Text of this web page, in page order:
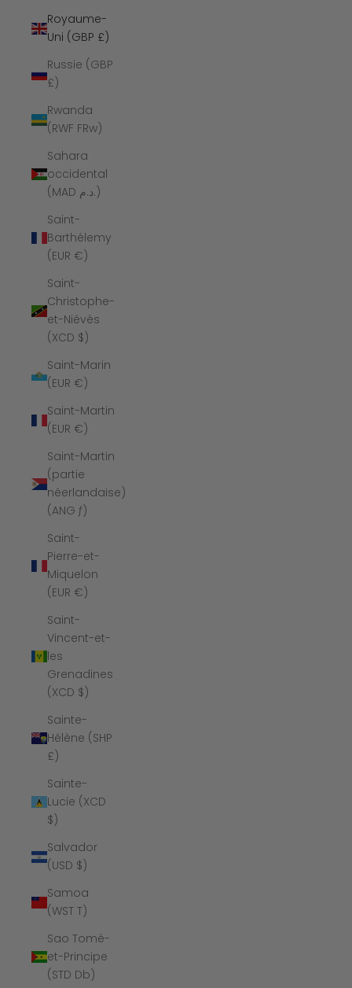
Royaume-
Uni (GBP £)
Russie (GBP
£)
Rwanda
(RWF FRw)
Sahara
occidental
(MAD د.م.)
Saint-
Barthélemy
(EUR €)
Saint-
Christophe-
et-Niévès
(XCD $)
Saint-Marin
(EUR €)
Saint-Martin
(EUR €)
Saint-Martin
(partie
néerlandaise)
(ANG ƒ)
Saint-
Pierre-et-
Miquelon
(EUR €)
Saint-
Vincent-et-
les
Grenadines
(XCD $)
Sainte-
Hélène (SHP
£)
Sainte-
Lucie (XCD
$)
Salvador
(USD $)
Samoa
(WST T)
Sao Tomé-
et-Principe
(STD Db)